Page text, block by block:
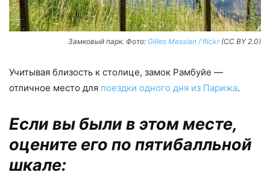
Замковый парк. Фото: Gilles Messian / flickr(CC BY 2.0)
Учитывая близость к столице, замок Рамбуйе —
отличное место для поездки одного дня из Парижа.
Если вы были в этом месте,
оцените его по пятибалльной
шкале: